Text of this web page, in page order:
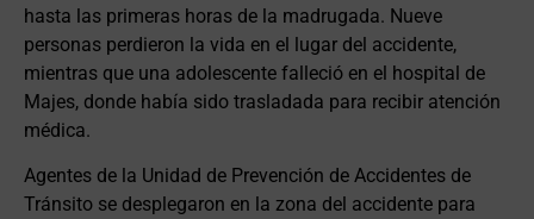
hasta las primeras horas de la madrugada. Nueve
personas perdieron la vida en el lugar del accidente,
mientras que una adolescente falleció en el hospital de
Majes, donde había sido trasladada para recibir atención
médica.
Agentes de la Unidad de Prevención de Accidentes de
Tránsito se desplegaron en la zona del accidente para